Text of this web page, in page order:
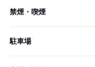
禁煙・喫煙
駐車場